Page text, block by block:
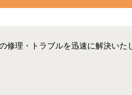
修理・トラブルを迅速に解決いた